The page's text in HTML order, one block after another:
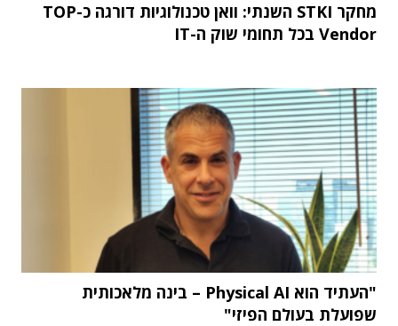
מחקר STKI השנתי: וואן טכנולוגיות דורגה כ-TOP
Vendor בכל תחומי שוק ה-IT
"העתיד הוא Physical AI – בינה מלאכותית
שפועלת בעולם הפיזי"